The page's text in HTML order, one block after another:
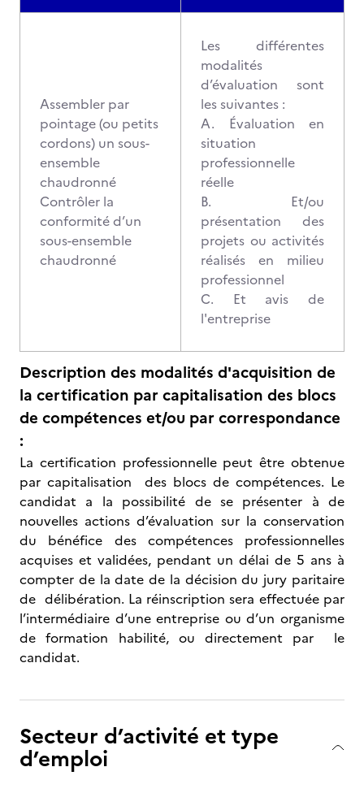
Assembler par
pointage (ou petits
cordons) un sous-
ensemble
chaudronné
Contrôler la
conformité d’un
sous-ensemble
chaudronné
Les différentes
modalités
d’évaluation sont
les suivantes :
A. Évaluation en
situation
professionnelle
réelle
B. Et/ou
présentation des
projets ou activités
réalisés en milieu
professionnel
C. Et avis de
l'entreprise
Description des modalités d'acquisition de
la certification par capitalisation des blocs
de compétences et/ou par correspondance
:
La certification professionnelle peut être obtenue
par capitalisation des blocs de compétences. Le
candidat a la possibilité de se présenter à de
nouvelles actions d’évaluation sur la conservation
du bénéfice des compétences professionnelles
acquises et validées, pendant un délai de 5 ans à
compter de la date de la décision du jury paritaire
de délibération. La réinscription sera effectuée par
l’intermédiaire d’une entreprise ou d’un organisme
de formation habilité, ou directement par le
candidat.
Secteur d’activité et type
d’emploi